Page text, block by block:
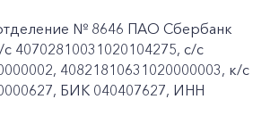
№ 8646 ПАО Сбербанк
40702810031020104275, с/с
40821810631020000003, к/c
БИК 040407627, ИНН